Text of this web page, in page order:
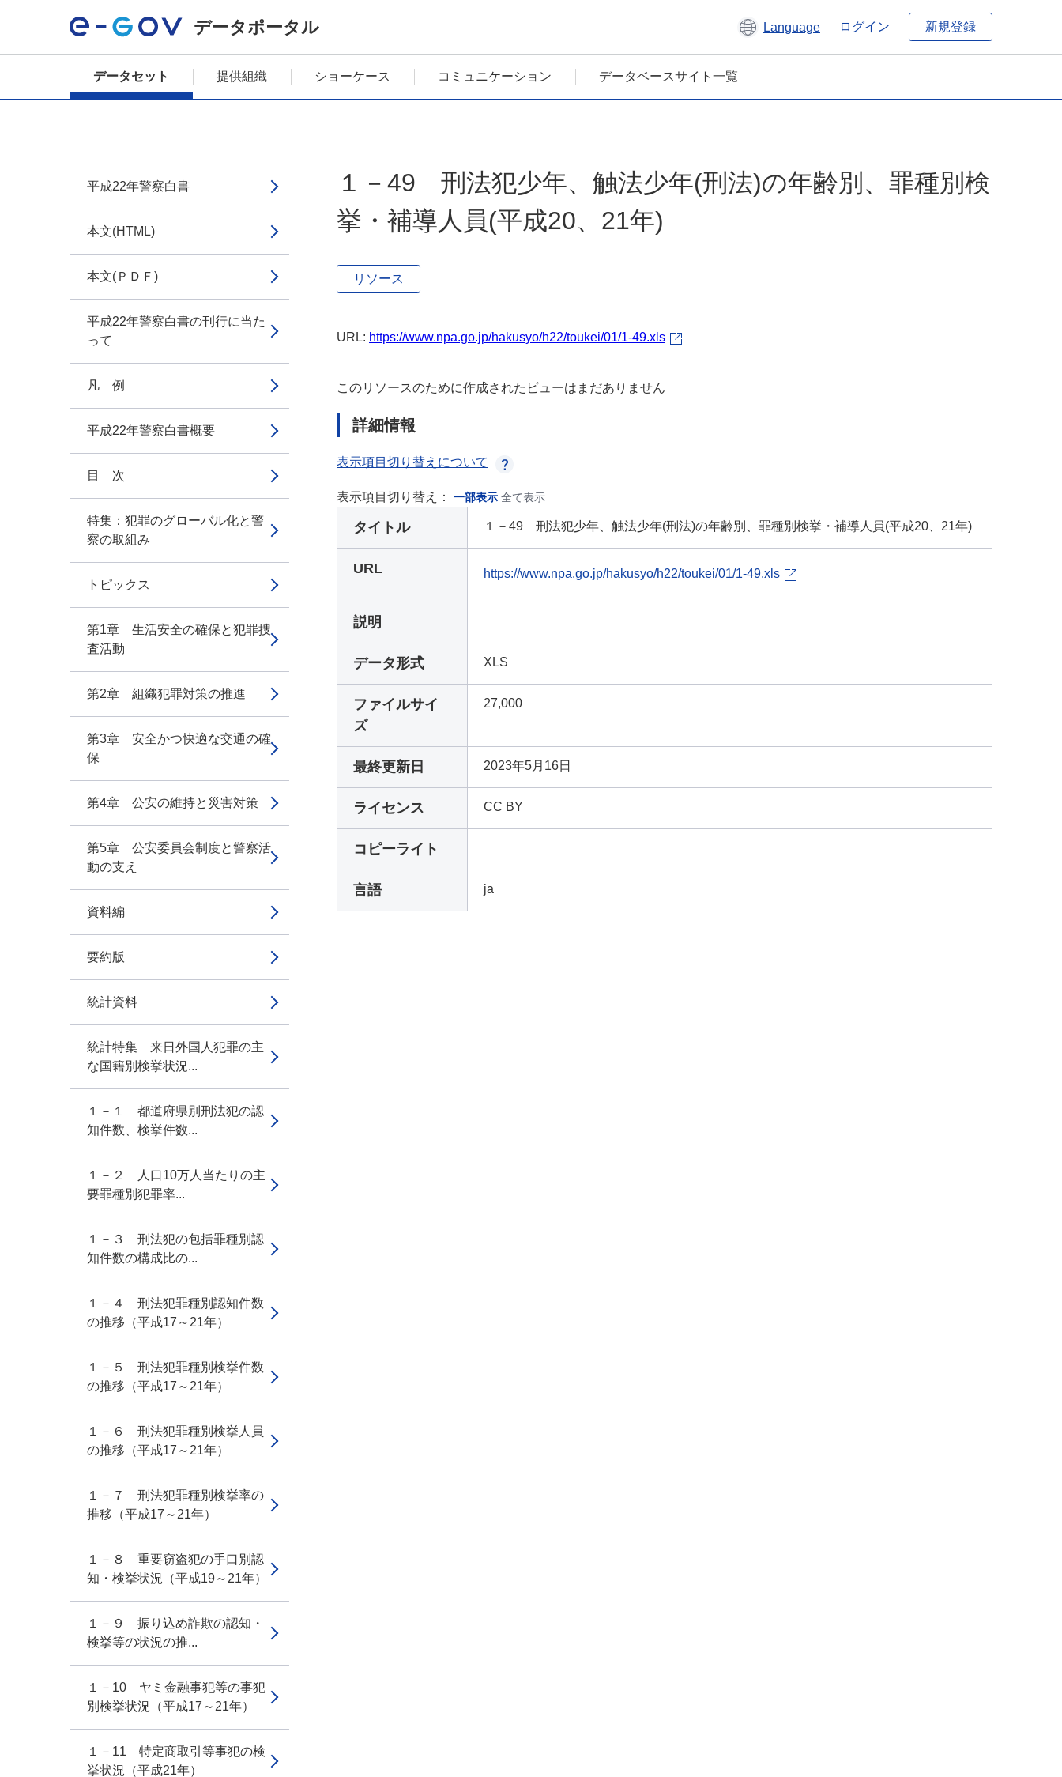
データポータル Language ログイン 新規登録
データセット 提供組織 ショーケース コミュニケーション データベースサイト一覧
平成22年警察白書
本文(HTML)
本文(ＰＤＦ)
平成22年警察白書の刊行に当た
って
凡 例
平成22年警察白書概要
目 次
特集：犯罪のグローバル化と警
察の取組み
トピックス
第1章 生活安全の確保と犯罪捜
査活動
第2章 組織犯罪対策の推進
第3章 安全かつ快適な交通の確
保
第4章 公安の維持と災害対策
第5章 公安委員会制度と警察活
動の支え
資料編
要約版
統計資料
統計特集 来日外国人犯罪の主
な国籍別検挙状況...
１－１ 都道府県別刑法犯の認
知件数、検挙件数...
１－２ 人口10万人当たりの主
要罪種別犯罪率...
１－３ 刑法犯の包括罪種別認
知件数の構成比の...
１－４ 刑法犯罪種別認知件数
の推移（平成17～21年）
１－５ 刑法犯罪種別検挙件数
の推移（平成17～21年）
１－６ 刑法犯罪種別検挙人員
の推移（平成17～21年）
１－７ 刑法犯罪種別検挙率の
推移（平成17～21年）
１－８ 重要窃盗犯の手口別認
知・検挙状況（平成19～21年）
１－９ 振り込め詐欺の認知・
検挙等の状況の推...
１－10 ヤミ金融事犯等の事犯
別検挙状況（平成17～21年）
１－11 特定商取引等事犯の検
挙状況（平成21年）
１－49 刑法犯少年、触法少年(刑法)の年齢別、罪種別検
挙・補導人員(平成20、21年)
リソース
URL: https://www.npa.go.jp/hakusyo/h22/toukei/01/1-49.xls
このリソースのために作成されたビューはまだありません
詳細情報
表示項目切り替えについて
表示項目切り替え： 一部表示 全て表示
タイトル １－49 刑法犯少年、触法少年(刑法)の年齢別、罪種別検挙・補導人員(平成20、21年)
URL https://www.npa.go.jp/hakusyo/h22/toukei/01/1-49.xls
説明
データ形式 XLS
ファイルサイ
ズ
27,000
最終更新日 2023年5月16日
ライセンス CC BY
コピーライト
言語 ja